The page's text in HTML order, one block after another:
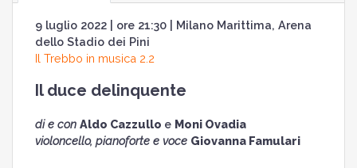
9 luglio 2022 | ore 21:30 | Milano Marittima, Arena
dello Stadio dei Pini
Il Trebbo in musica 2.2
Il duce delinquente
di e con Aldo Cazzullo e Moni Ovadia
violoncello, pianoforte e voce Giovanna Famulari